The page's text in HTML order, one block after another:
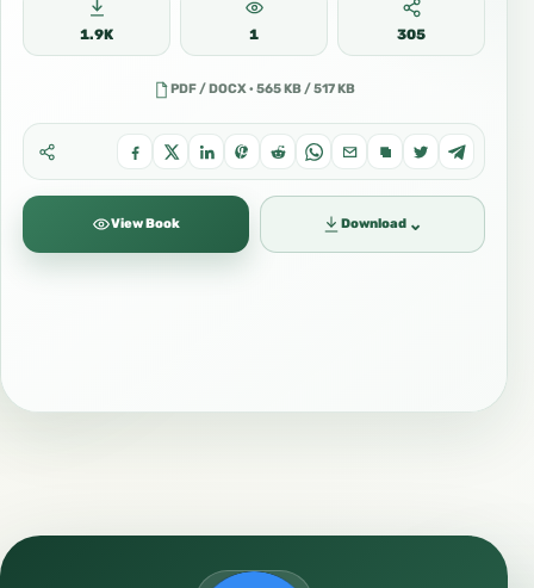
1.9K 1 305
PDF / DOCX · 565 KB / 517 KB
View Book Download ⌄